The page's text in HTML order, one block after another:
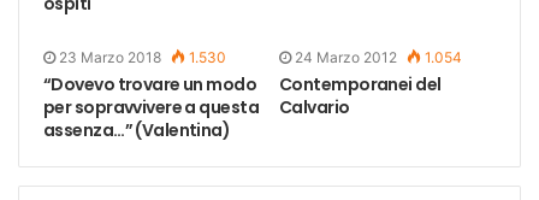
23 Marzo 2018 1.530
“Dovevo trovare un modo
per sopravvivere a questa
assenza…” (Valentina)
24 Marzo 2012 1.054
Contemporanei del
Calvario